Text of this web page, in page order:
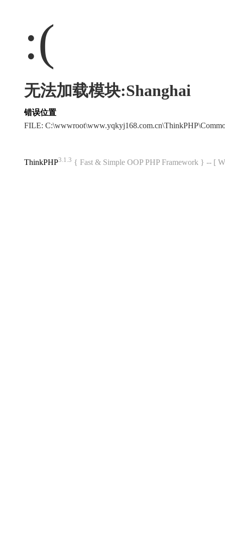
:(
无法加载模块:Shanghai
错误位置
FILE:
ThinkPHP3.1.3 { Fast & Simple OOP PHP Framework } -- [